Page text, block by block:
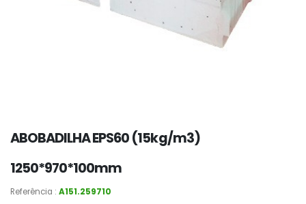
ABOBADILHA EPS60 (15kg/m3)
1250*970*100mm
Referência : A151.259710